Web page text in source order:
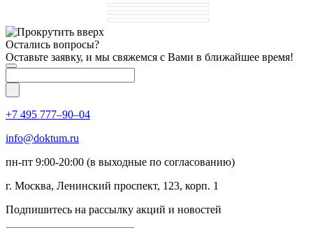
Остались вопросы?
Оставьте заявку, и мы свяжемся с Вами в ближайшее время!
+7 495 777–90–04
info@doktum.ru
пн-пт 9:00-20:00 (в выходные по согласованию)
г. Москва, Ленинский проспект, 123, корп. 1
Подпишитесь на рассылку акций и новостей